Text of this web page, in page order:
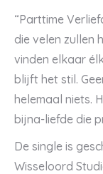
“Parttime
die velen zullen
vinden elkaar
blijft het stil.
helemaal niets.
bijna-liefde die
De single is
Wisseloord